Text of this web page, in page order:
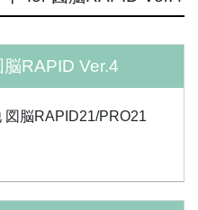
RAPID Ver.4
図脳RAPID21/PRO21